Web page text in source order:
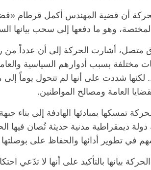
أن قضية المهندس أكمل قرطام
المختصة، وهو ما دفعها إلى سحب بيانها
متصل، أشارت الحركة إلى أن عدداً من
مختلفة بسبب أدوارهم السياسية
لكنها شددت على أنها لم تتحول يوماً
العامة ومصالح المواطنين.
تمسكها بمبادئها الهادفة إلى
دولة ديمقراطية مدنية حديثة تُصان فيها
في تطوير أدائها والحفاظ على
بيانها بالتأكيد على أنها لا تدّعي